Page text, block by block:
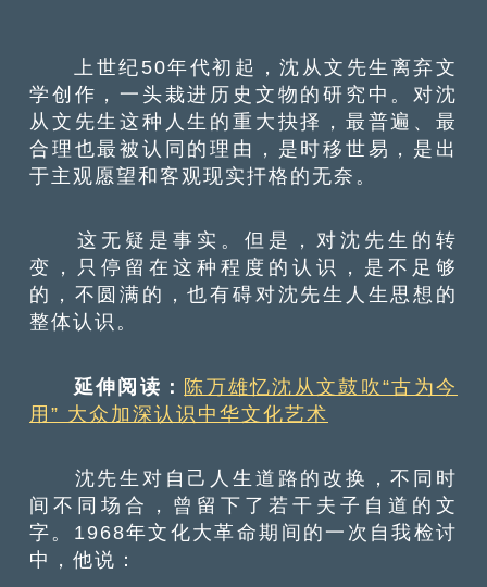
上世纪50年代初起，沈从文先生离弃文
学创作，一头栽进历史文物的研究中。对沈
从文先生这种人生的重大抉择，最普遍、最
合理也最被认同的理由，是时移世易，是出
于主观愿望和客观现实扞格的无奈。
这无疑是事实。但是，对沈先生的转
变，只停留在这种程度的认识，是不足够
的，不圆满的，也有碍对沈先生人生思想的
整体认识。
延伸阅读： 陈万雄忆沈从文鼓吹“古为今
用” 大众加深认识中华文化艺术
沈先生对自己人生道路的改换，不同时
间不同场合，曾留下了若干夫子自道的文
字。1968年文化大革命期间的一次自我检讨
中，他说：